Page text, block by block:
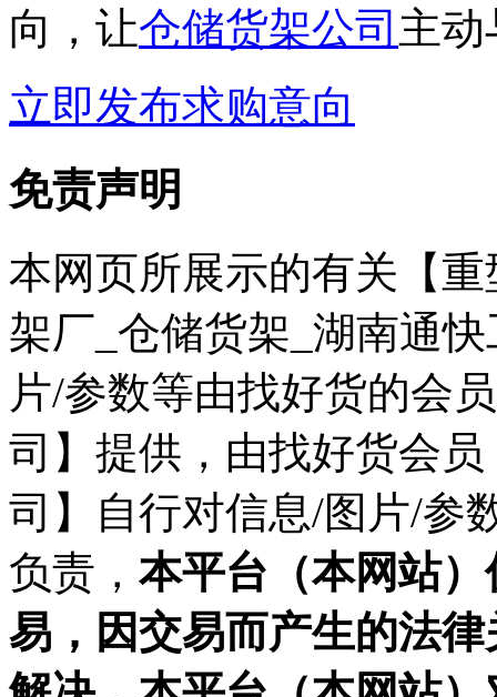
向，让仓储货架公司 主
立即发布求购意向
免责声明
本网页所展示的有关【
架厂_仓储货架_湖南通
片/参数等由找好货的会
司】提供，由找好货会
司】自行对信息/图片/参
负责，本平台（本网站
易，因交易而产生的法